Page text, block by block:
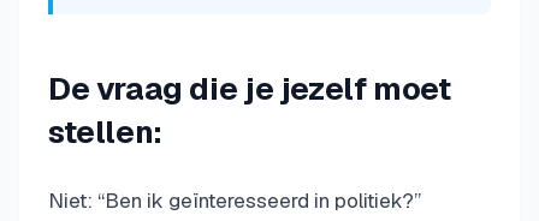
De vraag die je jezelf moet
stellen:
Niet: “Ben ik geïnteresseerd in politiek?”